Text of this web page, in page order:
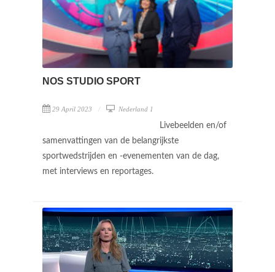
NOS STUDIO SPORT
29 April 2023 Nederland 1
Livebeelden en/of
samenvattingen van de belangrijkste
sportwedstrijden en -evenementen van de dag,
met interviews en reportages.